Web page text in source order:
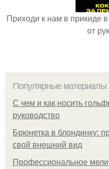
Приходи к нам в прикиде
от
Популярные материалы
С чем и как носить
руководство
Брюнетка в блондинку:
свой внешний вид
Профессиональное